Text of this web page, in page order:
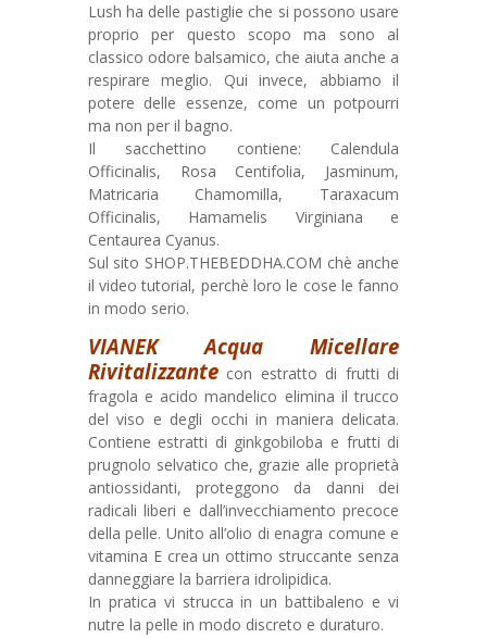
Lush ha delle pastiglie che si possono usare
proprio per questo scopo ma sono al
classico odore balsamico, che aiuta anche a
respirare meglio. Qui invece, abbiamo il
potere delle essenze, come un potpourri
ma non per il bagno.
Il sacchettino contiene: Calendula
Officinalis, Rosa Centifolia, Jasminum,
Matricaria Chamomilla, Taraxacum
Officinalis, Hamamelis Virginiana e
Centaurea Cyanus.
Sul sito SHOP.THEBEDDHA.COM chè anche
il video tutorial, perchè loro le cose le fanno
in modo serio.
VIANEK Acqua Micellare
Rivitalizzantecon estratto di frutti di
fragola e acido mandelico elimina il trucco
del viso e degli occhi in maniera delicata.
Contiene estratti di ginkgobiloba e frutti di
prugnolo selvatico che, grazie alle proprietà
antiossidanti, proteggono da danni dei
radicali liberi e dall’invecchiamento precoce
della pelle. Unito all’olio di enagra comune e
vitamina E crea un ottimo struccante senza
danneggiare la barriera idrolipidica.
In pratica vi strucca in un battibaleno e vi
nutre la pelle in modo discreto e duraturo.